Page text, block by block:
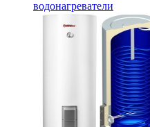
водонагреватели